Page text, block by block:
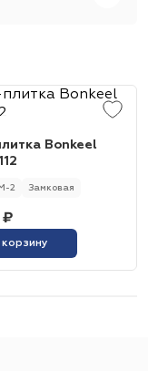
Bonkeel
2 Замковая
₽
корзину